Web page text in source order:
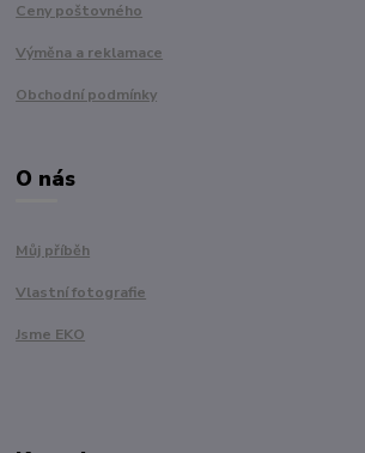
Ceny poštovného
Výměna a reklamace
Obchodní podmínky
O nás
Můj příběh
Vlastní fotografie
Jsme EKO